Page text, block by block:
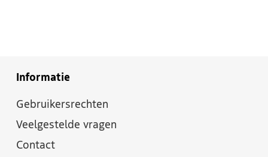
Informatie
Gebruikersrechten
Veelgestelde vragen
Contact